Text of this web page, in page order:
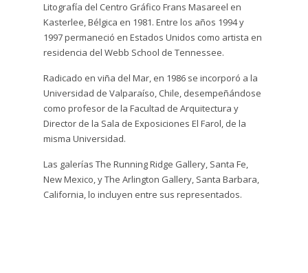
Litografía del Centro Gráfico Frans Masareel en
Kasterlee, Bélgica en 1981. Entre los años 1994 y
1997 permaneció en Estados Unidos como artista en
residencia del Webb School de Tennessee.
Radicado en viña del Mar, en 1986 se incorporó a la
Universidad de Valparaíso, Chile, desempeñándose
como profesor de la Facultad de Arquitectura y
Director de la Sala de Exposiciones El Farol, de la
misma Universidad.
Las galerías The Running Ridge Gallery, Santa Fe,
New Mexico, y The Arlington Gallery, Santa Barbara,
California, lo incluyen entre sus representados.